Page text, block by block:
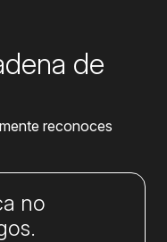
de
reconoces
no